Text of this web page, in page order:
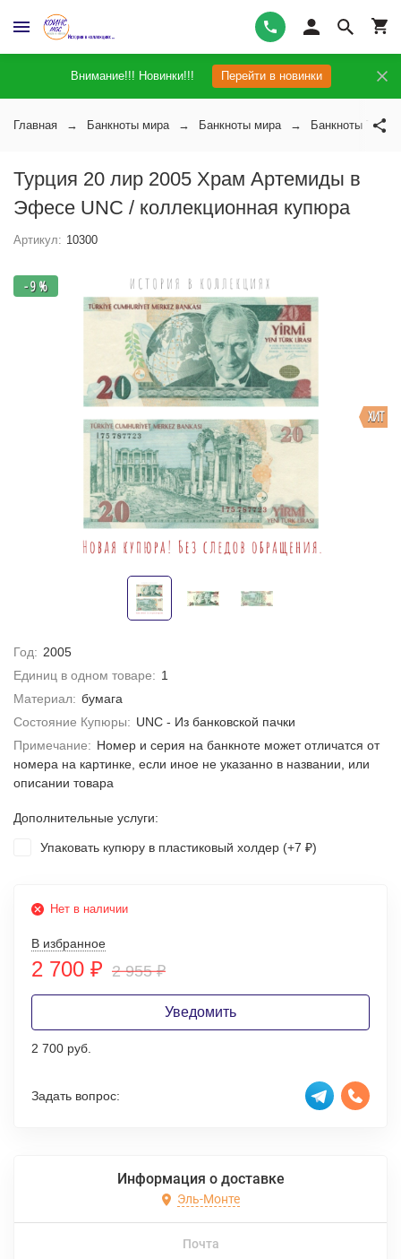
Внимание!!! Новинки!!! Перейти в новинки
Главная Банкноты мира Банкноты мира Банкноты
Турция 20 лир 2005 Храм Артемиды в
Эфесе UNC / коллекционная купюра
Артикул: 10300
ХИТ
- 9 %
Год: 2005
Единиц в одном товаре: 1
Материал: бумага
Состояние Купюры: UNC - Из банковской пачки
Примечание: Номер и серия на банкноте может отличатся от
номера на картинке, если иное не указанно в названии, или
описании товара
Дополнительные услуги:
Упаковать купюру в пластиковый холдер (+7 ₽)
Нет в наличии
В избранное
2 700 ₽ 2 955₽
Уведомить
2 700 руб.
Задать вопрос:
Информация о доставке
Эль-Монте
Почта